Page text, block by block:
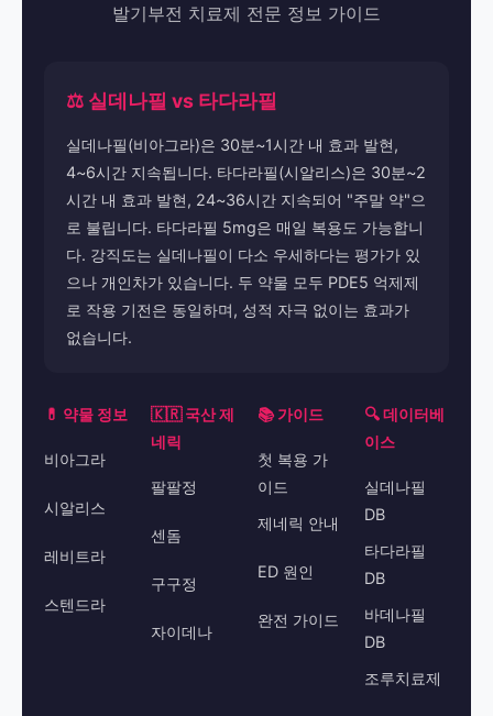
발기부전 치료제 전문 정보 가이드
⚖️ 실데나필 vs 타다라필
실데나필(비아그라)은 30분~1시간 내 효과 발현,
4~6시간 지속됩니다. 타다라필(시알리스)은 30분~2
시간 내 효과 발현, 24~36시간 지속되어 "주말 약"으
로 불립니다. 타다라필 5mg은 매일 복용도 가능합니
다. 강직도는 실데나필이 다소 우세하다는 평가가 있
으나 개인차가 있습니다. 두 약물 모두 PDE5 억제제
로 작용 기전은 동일하며, 성적 자극 없이는 효과가
없습니다.
💊 약물 정보
비아그라
시알리스
레비트라
스텐드라
🇰🇷 국산 제
네릭
팔팔정
센돔
구구정
자이데나
📚 가이드
첫 복용 가
이드
제네릭 안내
ED 원인
완전 가이드
🔍 데이터베
이스
실데나필
DB
타다라필
DB
바데나필
DB
조루치료제